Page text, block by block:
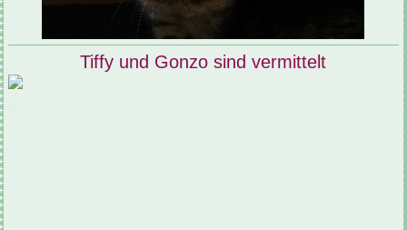
Tiffy und Gonzo sind vermittelt